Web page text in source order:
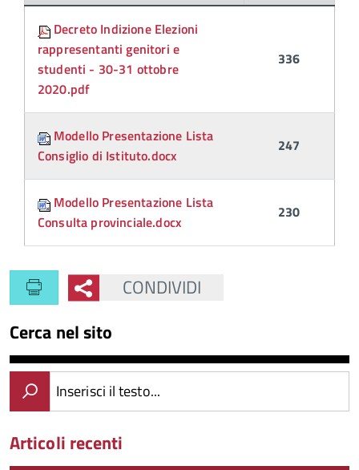
Allegati:Decreto Indizione Elezioni
rappresentanti genitori e
studenti - 30-31 ottobre
2020.pdf
336
Modello Presentazione Lista
Consiglio di Istituto.docx
247
Modello Presentazione Lista
Consulta provinciale.docx
230
CONDIVIDI
Cerca nel sito
Inserisci il testo...
Articoli recenti